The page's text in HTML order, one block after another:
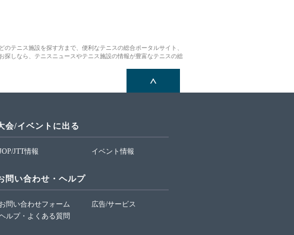
テニス施設を探す方まで、便利なテニスの総合ポータルサイト、
しなら、テニスニュースやテニス施設の情報が豊富なテニスの総
会/イベントに出る
JTT情報 イベント情報
問い合わせ・ヘルプ
お問い合わせフォーム
ルプ・よくある質問
広告/サービス